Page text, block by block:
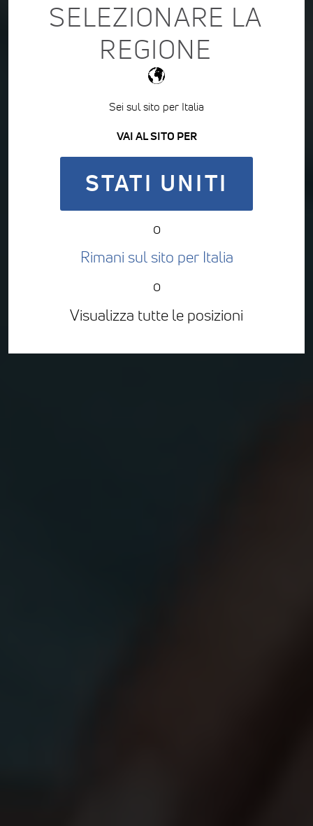
SELEZIONARE LA
REGIONE
Sei sul sito per Italia
VAI AL SITO PER
STATI UNITI
o
Rimani sul sito per Italia
o
Visualizza tutte le posizioni